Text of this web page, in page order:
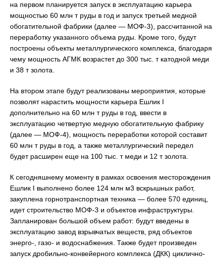
на первом планируется запуск в эксплуатацию карьера
мощностью 60 млн т руды в год и запуск третьей медной
обогатительной фабрики (далее — МОФ-3), рассчитанной на
переработку указанного объема руды. Кроме того, будут
построены объекты металлургического комплекса, благодаря
чему мощность АГМК возрастет до 300 тыс. т катодной меди
и 38 т золота.
На втором этапе будут реализованы мероприятия, которые
позволят нарастить мощности карьера Ешлик I
дополнительно на 60 млн т руды в год, ввести в
эксплуатацию четвертую медную обогатительную фабрику
(далее — МОФ-4), мощность переработки которой составит
60 млн т руды в год, а также металлургический передел
будет расширен еще на 100 тыс. т меди и 12 т золота.
К сегодняшнему моменту в рамках освоения месторождения
Ешлик I выполнено более 124 млн м3 вскрышных работ,
закуплена горнотранспортная техника — более 570 единиц,
идет строительство МОФ-3 и объектов инфраструктуры.
Запланирован большой объем работ: будут введены в
эксплуатацию завод взрывчатых веществ, ряд объектов
энерго-, газо- и водоснабжения. Также будет произведен
запуск дробильно-конвейерного комплекса (ДКК) циклично-